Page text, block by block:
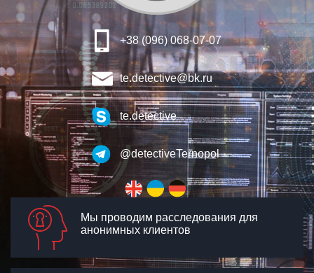
+38 (096) 068-07-07
te.detective@bk.ru
te.detective
@detectiveTernopol
Мы проводим расследования для
анонимных клиентов